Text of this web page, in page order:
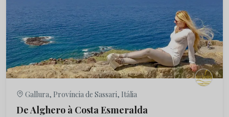
Gallura, Província de Sassari, Itália
De Alghero à Costa Esmeralda